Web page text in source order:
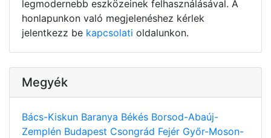
legmodernebb eszközeinek felhasználásával. A
honlapunkon való megjelenéshez kérlek
jelentkezz be kapcsolati oldalunkon.
Megyék
Bács-Kiskun Baranya Békés Borsod-Abaúj-
Zemplén Budapest Csongrád Fejér Győr-Moson-